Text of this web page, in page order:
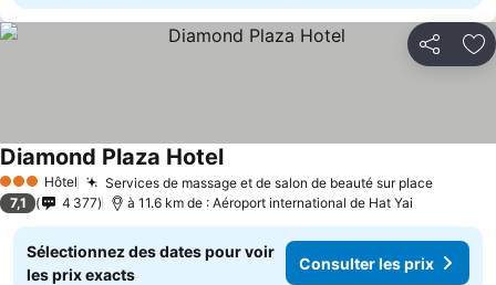
Partager
3 ÉtoilesHôtel Services de massage et de salon de beauté sur place
Diamond Plaza Hotel
7,1 4 377 à 11.6 km de : Aéroport international de Hat Yai
Sélectionnez des dates pour voir
les prix exacts
Consulter les prix